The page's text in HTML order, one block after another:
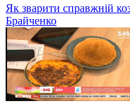
Як зварити справжній
Брайченко